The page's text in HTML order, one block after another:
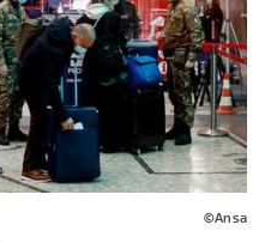
©Ansa